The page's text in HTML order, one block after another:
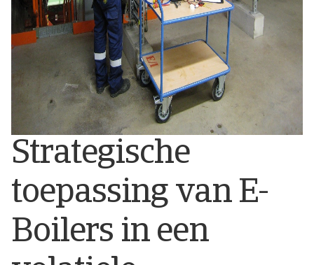
Strategische
toepassing van E-
Boilers in een